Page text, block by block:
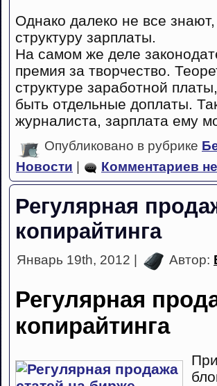
Однако далеко не все
структуру зарплаты.
На самом же деле
премия за творчество.
структуре заработной
быть отдельные доплаты.
журналиста, зарплата ему
Опубликовано в рубрике
Новости
Комментариев
Регулярная
копирайтинга
Январь 19th, 2012 | Автор:
Регулярная
копирайтинга